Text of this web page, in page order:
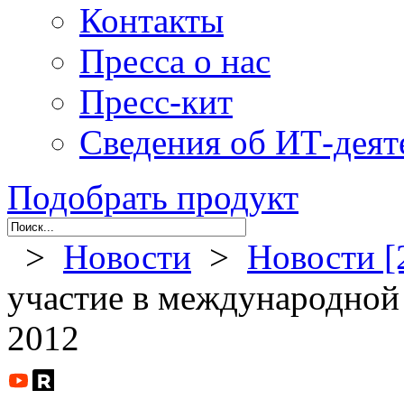
Контакты
Пресса о нас
Пресс-кит
Сведения об ИТ-
Подобрать продукт
> Новости > Новости
участие в
2012